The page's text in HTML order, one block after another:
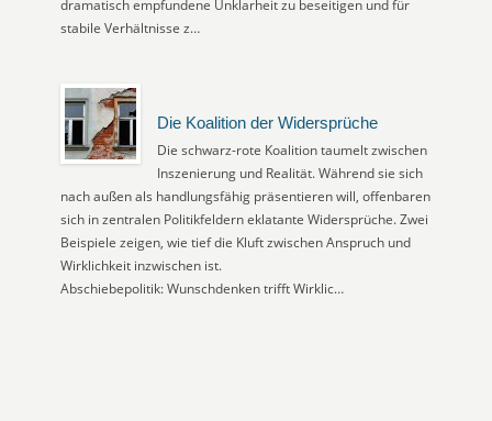
dramatisch empfundene Unklarheit zu beseitigen und für
stabile Verhältnisse z…
Die Koalition der Widersprüche
Die schwarz-rote Koalition taumelt zwischen
Inszenierung und Realität. Während sie sich
nach außen als handlungsfähig präsentieren will, offenbaren
sich in zentralen Politikfeldern eklatante Widersprüche. Zwei
Beispiele zeigen, wie tief die Kluft zwischen Anspruch und
Wirklichkeit inzwischen ist.
Abschiebepolitik: Wunschdenken trifft Wirklic…